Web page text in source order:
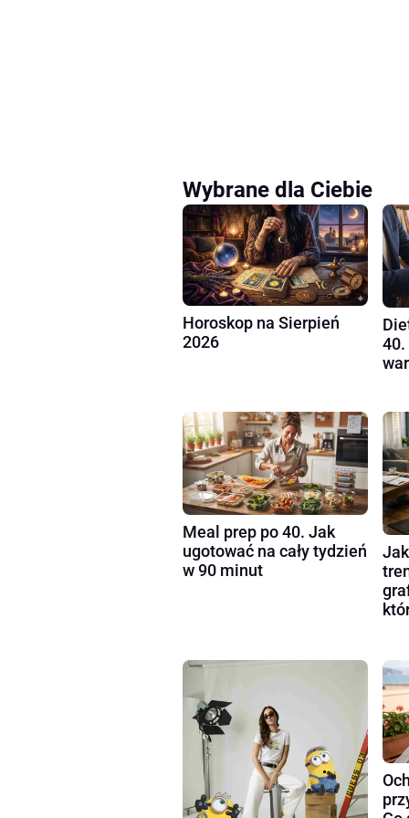
Wybrane dla Ciebie
Horoskop na Sierpień
2026
40.
Meal prep po 40. Jak
ugotować na cały tydzień
w 90 minut